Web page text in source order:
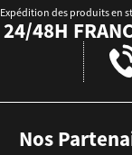
Expédition des produits en
24/48H
Nos